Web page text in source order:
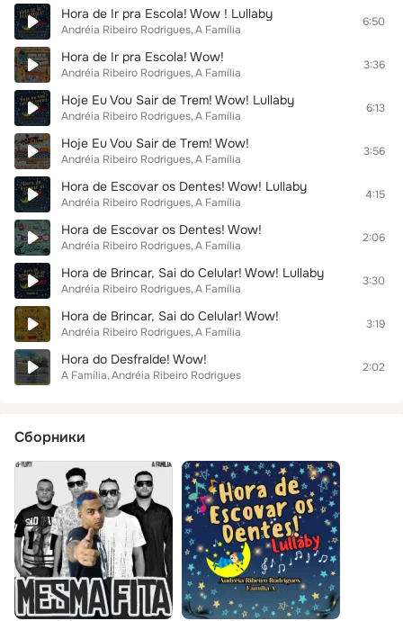
Hora de Ir pra Escola! Wow ! Lullaby
Andréia Ribeiro Rodrigues A Família
6:50
Hora de Ir pra Escola! Wow!
Andréia Ribeiro Rodrigues A Família
3:36
Hoje Eu Vou Sair de Trem! Wow! Lullaby
Andréia Ribeiro Rodrigues A Família
6:13
Hoje Eu Vou Sair de Trem! Wow!
Andréia Ribeiro Rodrigues A Família
3:56
Hora de Escovar os Dentes! Wow! Lullaby
Andréia Ribeiro Rodrigues A Família
4:15
Hora de Escovar os Dentes! Wow!
Andréia Ribeiro Rodrigues A Família
2:06
Hora de Brincar, Sai do Celular! Wow! Lullaby
Andréia Ribeiro Rodrigues A Família
3:30
Hora de Brincar, Sai do Celular! Wow!
Andréia Ribeiro Rodrigues A Família
3:19
Hora do Desfralde! Wow!
A Família Andréia Ribeiro Rodrigues
2:02
Сборники